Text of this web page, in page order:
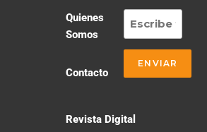
Quienes
Somos
Contacto
Revista Digital